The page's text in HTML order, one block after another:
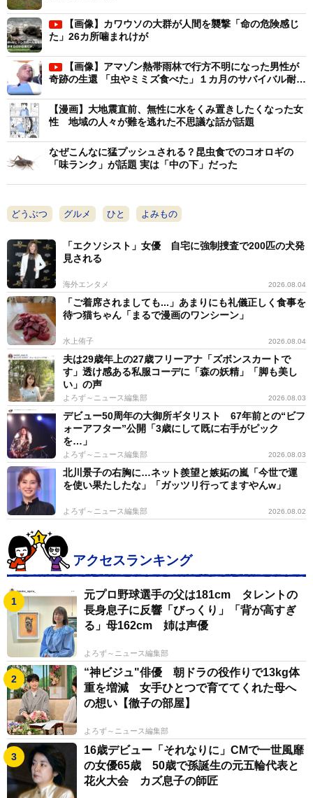
ゴキブリを使います」と解説した。
同じ昆虫でも、日本ではイナゴが食べられてきたが、
それは問題ないのか。
大内氏は「日本では古来、イナゴは食べられています
が、イナゴは稲を食べていて清潔ですから『気』が他の
昆虫より高いです。漢方には『身土不二』(※地元の旬の
食品や伝統食が身体に良い)という考え方があります。タ
イなどでは古来、『地元の食材』である昆虫が食べられ
てきましたが、日本人はイナゴ以外（の昆虫）をほぼ食
べていなかったので、遺伝子も胃腸の構造も異なりま
す。本当に他の食糧がなくなった時など、緊急時以外は
食べない方がよいと思います」と説明した。
安全性が保証されるなら「コオロギ」は「エコなタン
パク質」になるかもしれないが、「日本人の体質にあっ
ているのか」という視点に立脚した「アレルギー基準」
などの調査、研究は必須だろう。
【画像】カワウソの大群が人間を襲撃「命の危険感じ
た」26カ所噛まれけが
【画像】アマゾン熱帯雨林で行方不明になった男性が
奇跡の生還 「虫やミミズ食べた」１カ月のサバイバル耐え
【漫画】大地震直前、無性に水をくみ置きしたくなった女
性 地域の人々が難を逃れた不思議な話が話題
なぜこんなに猛プッシュされる？昆虫食でのコオロギの
「味ランク」が話題 実は「中の下」だった
どうぶつ グルメ ひと よみもの
「エクソシスト」女優 自宅に強制捜査で200匹の犬発
見される
海外エンタメ 2026.08.04
「ご着席されましても...」あまりにも礼儀正しく食事を
待つ猫ちゃん「まるで漫画のワンシーン」
水上侑子 2026.08.04
夫は29歳年上の27歳フリーアナ「ズボンスカートで
す」透け感ある私服コーデに「森の妖精」「脚も美し
い」の声
よろず～ニュース編集部 2026.08.03
デビュー50周年の大御所ギタリスト 67年前との“ビフ
ォーアフター”公開「3歳にして既に右手がピック
を…」
よろず～ニュース編集部 2026.08.03
北川景子の右胸に…ネット羨望と嫉妬の嵐「今世で運
を使い果たしたな」「ガッツリ行ってますやんw」
よろず～ニュース編集部 2026.08.02
アクセスランキング
元プロ野球選手の父は181cm タレントの
長身息子に反響「びっくり」「背が高すぎ
る」母162cm 姉は声優
よろず～ニュース編集部
“神ビジュ"俳優 朝ドラの役作りで13kg体
重を増減 女手ひとつで育ててくれた母へ
の想い【徹子の部屋】
よろず～ニュース編集部
16歳デビュー「それなりに」CMで一世風靡
の女優65歳 50歳で孫誕生の元五輪代表と
花火大会 カズ息子の師匠